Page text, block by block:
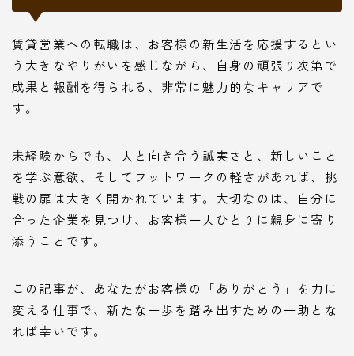
賃貸営業への転職は、お客様の新生活を応援するとい
う大きなやりがいを感じながら、自身の頑張り次第で
成果と報酬を得られる、非常に魅力的なキャリアで
す。
未経験からでも、人と向き合う誠実さと、新しいこと
を学ぶ意欲、そしてフットワークの軽さがあれば、挑
戦の扉は大きく開かれています。大切なのは、自分に
合った企業を見つけ、お客様一人ひとりに親身に寄り
添うことです。
この記事が、あなたがお客様の「ありがとう」を力に
変える仕事で、新たな一歩を踏み出すための一助とな
れば幸いです。